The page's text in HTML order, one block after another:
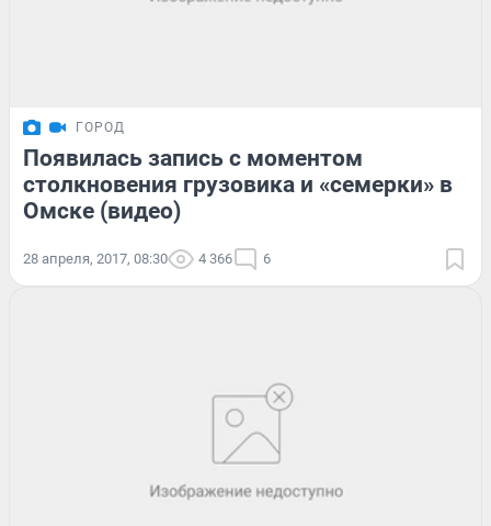
ГОРОД
Появилась запись с моментом
столкновения грузовика и «семерки» в
Омске (видео)
28 апреля, 2017, 08:30 4 366 6